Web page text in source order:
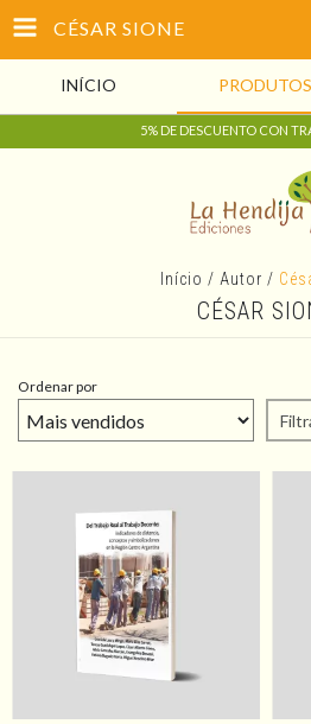
CÉSAR SIONE
INÍCIO PRODUTOS
5% DE DESCUENTO CON
Início / Autor /
CÉSAR
Ordenar por